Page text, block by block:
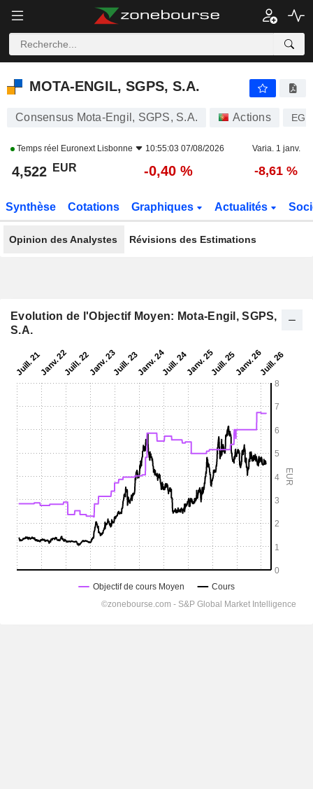
MOTA-ENGIL, SGPS, S.A.
MOTA-ENGIL, SGPS, S.A.
Consensus Mota-Engil, SGPS, S.A. Actions EGL
Temps réel Euronext Lisbonne 10:55:03 07/08/2026 Varia. 1 janv.
4,522 EUR -0,40 % -8,61 %
Synthèse Cotations Graphiques Actualités
Opinion des Analystes Révisions des Estimations
Evolution de l'Objectif Moyen: Mota-Engil, SGPS,
S.A.